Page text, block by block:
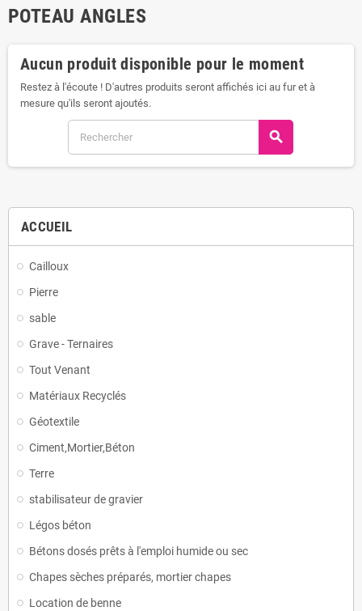
ACCUEIL
Cailloux
Pierre
sable
Grave - Ternaires
Tout Venant
Matériaux Recyclés
Géotextile
Ciment,Mortier,Béton
Terre
stabilisateur de gravier
Légos béton
Bétons dosés prêts à l'emploi humide ou sec
Chapes sèches préparés, mortier chapes
Location de benne
POTEAU ANGLES
Aucun produit disponible pour le moment
Restez à l'écoute ! D'autres produits seront affichés ici au fur et à
mesure qu'ils seront ajoutés.
search